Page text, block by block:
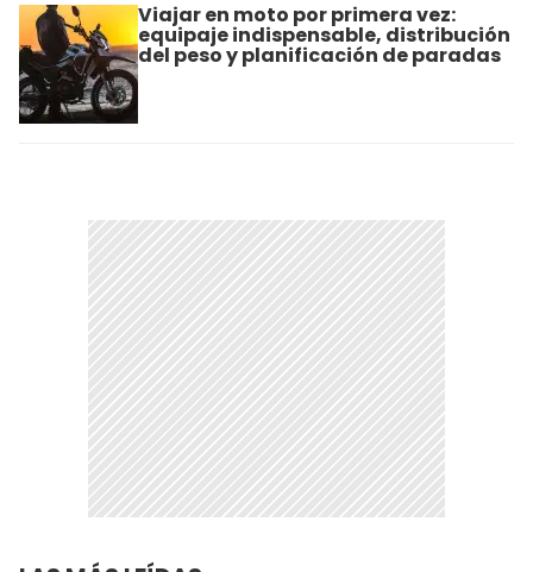
Viajar en moto por primera vez:
equipaje indispensable, distribución
del peso y planificación de paradas